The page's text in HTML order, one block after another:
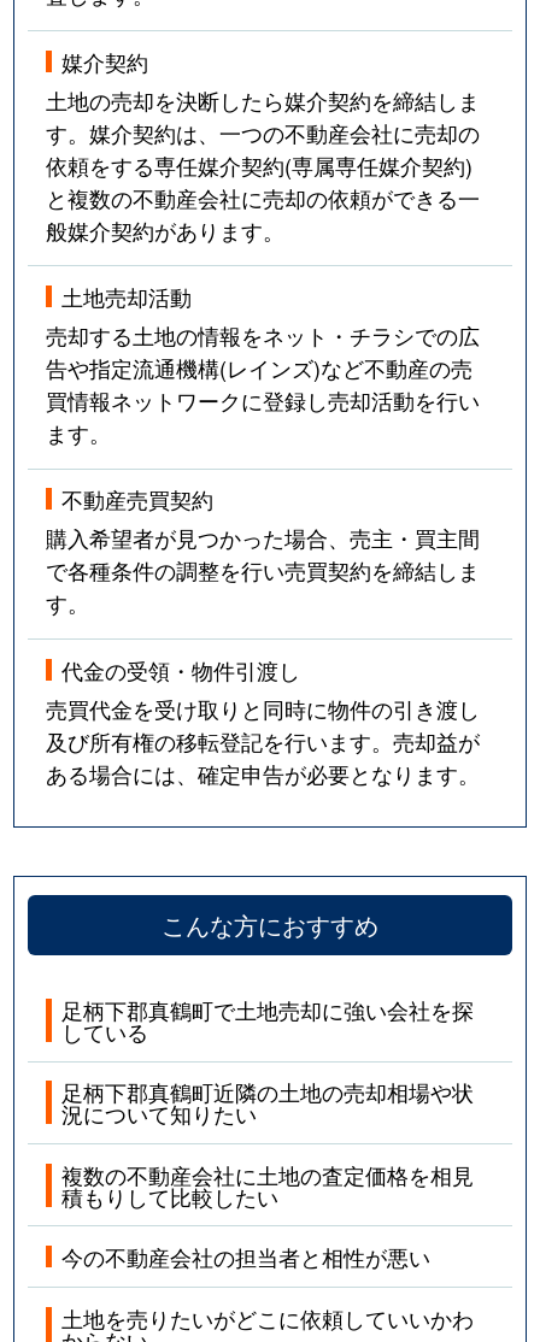
媒介契約
土地の売却を決断したら媒介契約を締結しま
す。媒介契約は、一つの不動産会社に売却の
依頼をする専任媒介契約(専属専任媒介契約)
と複数の不動産会社に売却の依頼ができる一
般媒介契約があります。
土地売却活動
売却する土地の情報をネット・チラシでの広
告や指定流通機構(レインズ)など不動産の売
買情報ネットワークに登録し売却活動を行い
ます。
不動産売買契約
購入希望者が見つかった場合、売主・買主間
で各種条件の調整を行い売買契約を締結しま
す。
代金の受領・物件引渡し
売買代金を受け取りと同時に物件の引き渡し
及び所有権の移転登記を行います。売却益が
ある場合には、確定申告が必要となります。
こんな方におすすめ
足柄下郡真鶴町で土地売却に強い会社を探
している
足柄下郡真鶴町近隣の土地の売却相場や状
況について知りたい
複数の不動産会社に土地の査定価格を相見
積もりして比較したい
今の不動産会社の担当者と相性が悪い
土地を売りたいがどこに依頼していいかわ